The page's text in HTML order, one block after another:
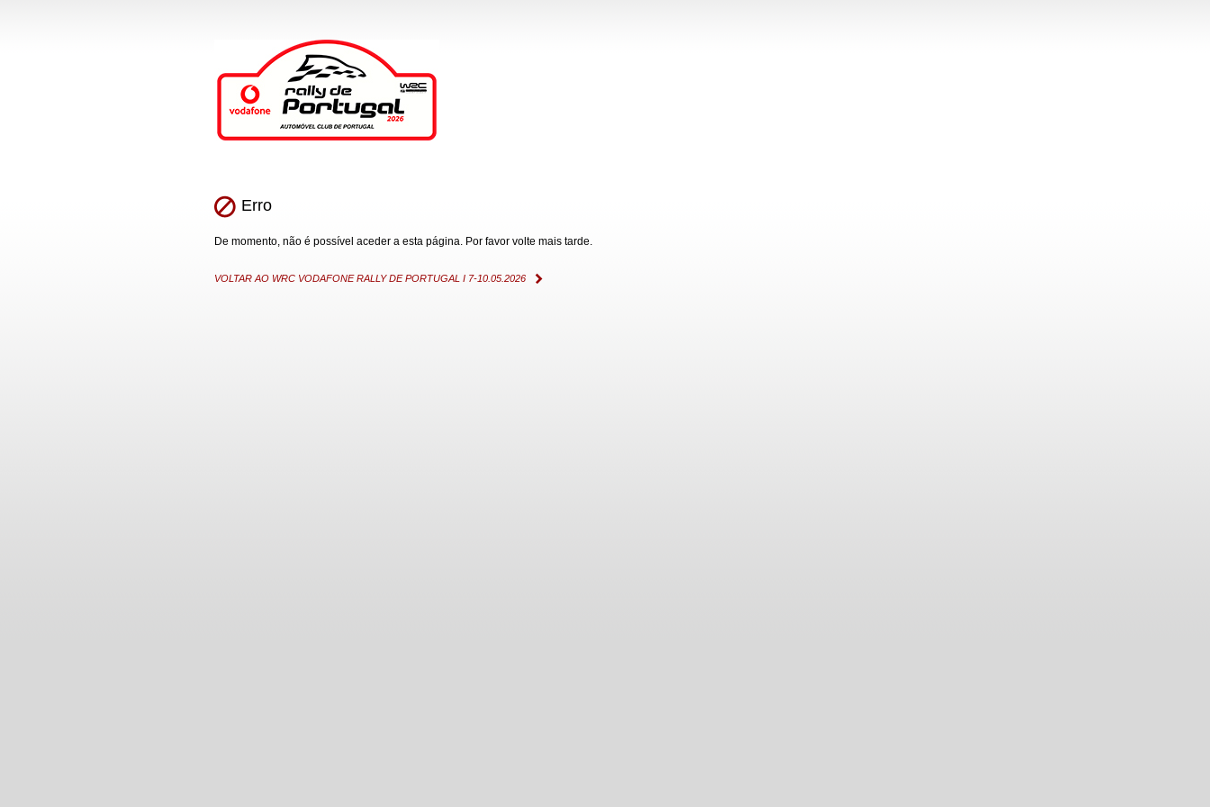
Erro
De momento, não é possível aceder a esta página. Por favor volte mais tarde.
VOLTAR AO WRC VODAFONE RALLY DE PORTUGAL I 7-10.05.2026